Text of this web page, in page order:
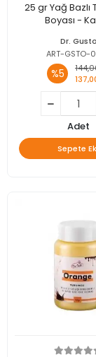
25 gr Yağ Bazlı
Boyası -
Dr. Gusto
ART-GSTO-
%5
Adet
Sepete